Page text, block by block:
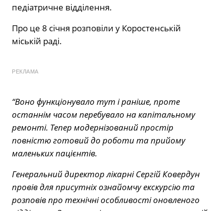
педіатричне відділення.
Про це 8 січня розповіли у Коростенській
міській раді.
РЕКЛАМА
“Воно функціонувало тут і раніше, проте
останнім часом перебувало на капітальному
ремонті. Тепер модернізований простір
повністю готовий до роботи та прийому
маленьких пацієнтів.
Генеральний директор лікарні Сергій Ковердун
провів для присутніх ознайомчу екскурсію та
розповів про технічні особливості оновленого